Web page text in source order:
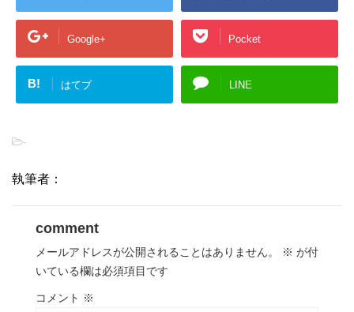
Google+ Pocket
B! はてブ LINE
-
執筆者：
comment
メールアドレスが公開されることはありません。 ※ が付
いている欄は必須項目です
コメント ※